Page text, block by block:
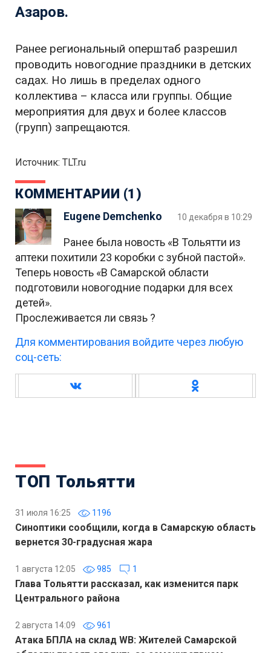
Азаров.
Ранее региональный оперштаб разрешил
проводить новогодние праздники в детских
садах. Но лишь в пределах одного
коллектива – класса или группы. Общие
мероприятия для двух и более классов
(групп) запрещаются.
Источник: TLT.ru
КОММЕНТАРИИ (1)
Eugene Demchenko 10 декабря в 10:29
Ранее была новость «В Тольятти из
аптеки похитили 23 коробки с зубной пастой».
Теперь новость «В Самарской области
подготовили новогодние подарки для всех
детей».
Прослеживается ли связь ?
Для комментирования войдите через любую
соц-сеть:
ТОП Тольятти
31 июля 16:25 1196
Синоптики сообщили, когда в Самарскую область
вернется 30-градусная жара
1 августа 12:05 985 1
Глава Тольятти рассказал, как изменится парк
Центрального района
2 августа 14:09 961
Атака БПЛА на склад WB: Жителей Самарской